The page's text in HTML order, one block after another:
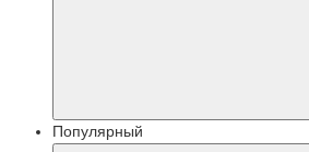
Популярный